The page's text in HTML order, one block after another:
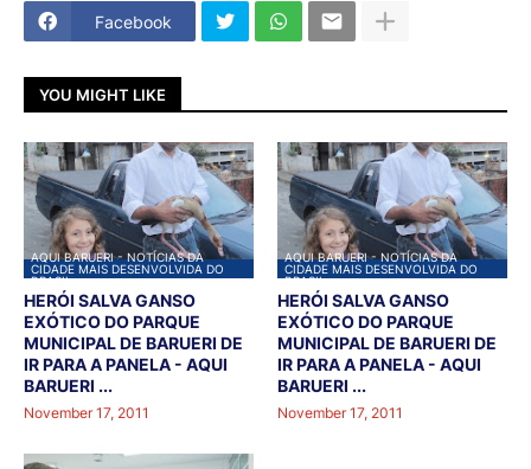
Facebook
YOU MIGHT LIKE
AQUI BARUERI - NOTÍCIAS DA
CIDADE MAIS DESENVOLVIDA DO
BRASIL
HERÓI SALVA GANSO
EXÓTICO DO PARQUE
MUNICIPAL DE BARUERI DE
IR PARA A PANELA - AQUI
BARUERI ...
November 17, 2011
AQUI BARUERI - NOTÍCIAS DA
CIDADE MAIS DESENVOLVIDA DO
BRASIL
HERÓI SALVA GANSO
EXÓTICO DO PARQUE
MUNICIPAL DE BARUERI DE
IR PARA A PANELA - AQUI
BARUERI ...
November 17, 2011